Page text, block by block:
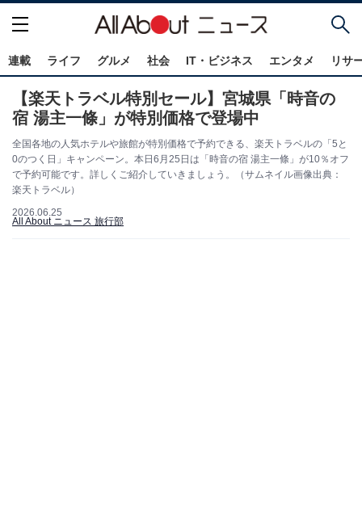
連載 ライフ グルメ 社会 IT・ビジネス エンタメ リサ
【楽天トラベル特別セール】宮城県「時音の
宿 湯主一條」が特別価格で登場中
全国各地の人気ホテルや旅館が特別価格で予約できる、楽天トラベルの「5と
0のつく日」キャンペーン。本日6月25日は「時音の宿 湯主一條」が10％オフ
で予約可能です。詳しくご紹介していきましょう。（サムネイル画像出典：
楽天トラベル）
2026.06.25
All About ニュース 旅行部